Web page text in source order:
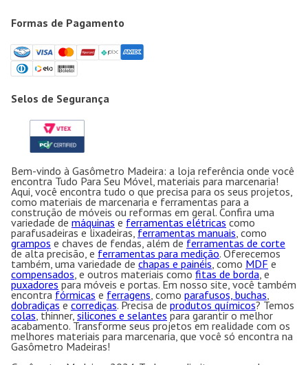
Formas de Pagamento
Selos de Segurança
Bem-vindo à Gasômetro Madeira: a loja referência onde você
encontra Tudo Para Seu Móvel, materiais para marcenaria!
Aqui, você encontra tudo o que precisa para os seus projetos,
como materiais de marcenaria e ferramentas para a
construção de móveis ou reformas em geral. Confira uma
variedade de máquinas e ferramentas elétricas como
parafusadeiras e lixadeiras, ferramentas manuais, como
grampos e chaves de fendas, além de ferramentas de corte
de alta precisão, e ferramentas para medição. Oferecemos
também, uma variedade de chapas e painéis, como MDF e
compensados, e outros materiais como fitas de borda, e
puxadores para móveis e portas. Em nosso site, você também
encontra fórmicas e ferragens, como parafusos, buchas,
dobradiças e corrediças. Precisa de produtos químicos? Temos
colas, thinner, silicones e selantes para garantir o melhor
acabamento. Transforme seus projetos em realidade com os
melhores materiais para marcenaria, que você só encontra na
Gasômetro Madeiras!